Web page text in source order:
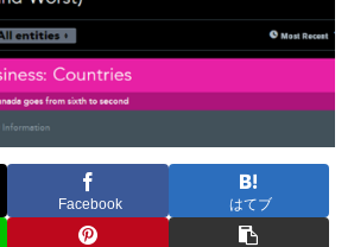
Facebook はてブ